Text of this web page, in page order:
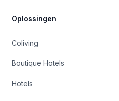
Oplossingen
Coliving
Boutique Hotels
Hotels